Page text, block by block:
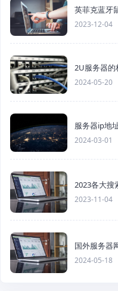
英菲克蓝牙
2023-12-04
2U服务器
2024-05-20
服务器ip地
2024-03-01
2023各大搜
2023-11-04
国外服务器
2024-05-18